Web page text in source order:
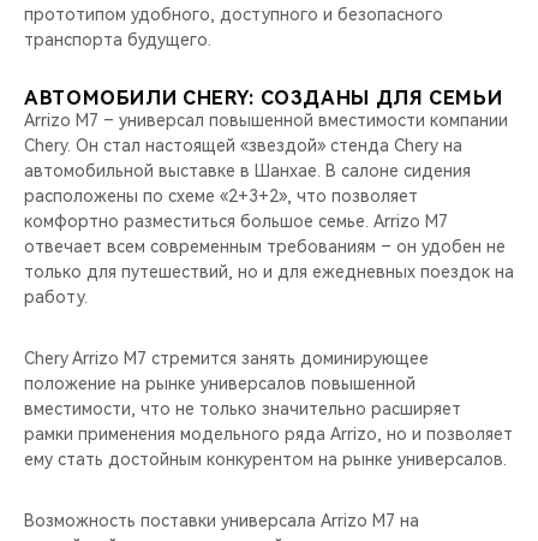
прототипом удобного, доступного и безопасного
транспорта будущего.
АВТОМОБИЛИ CHERY: СОЗДАНЫ ДЛЯ СЕМЬИ
Arrizo M7 – универсал повышенной вместимости компании
Chery. Он стал настоящей «звездой» стенда Chery на
автомобильной выставке в Шанхае. В салоне сидения
расположены по схеме «2+3+2», что позволяет
комфортно разместиться большое семье. Arrizo M7
отвечает всем современным требованиям – он удобен не
только для путешествий, но и для ежедневных поездок на
работу.
Chery Arrizo M7 стремится занять доминирующее
положение на рынке универсалов повышенной
вместимости, что не только значительно расширяет
рамки применения модельного ряда Arrizo, но и позволяет
ему стать достойным конкурентом на рынке универсалов.
Возможность поставки универсала Arrizo M7 на